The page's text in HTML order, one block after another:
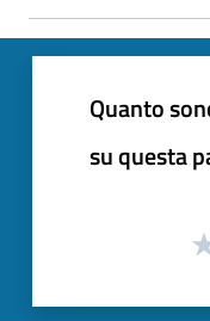
Quanto
su questa